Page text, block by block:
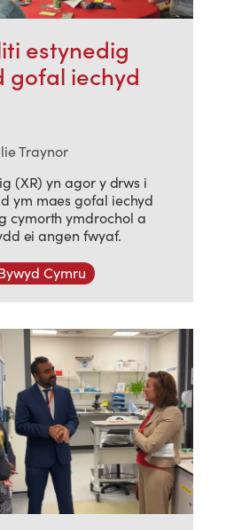
estynedig
gofal iechyd
Traynor
(XR) yn agor y drws i
ym maes gofal iechyd
cymorth ymdrochol a
ei angen fwyaf.
Cymru